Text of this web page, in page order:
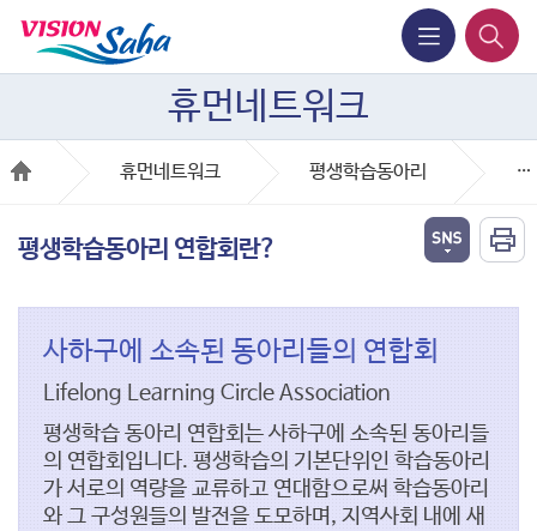
휴먼네트워크
휴먼네트워크 평생학습동아리
평생학습동아리 연합회란?
사하구에 소속된 동아리들의 연합회
Lifelong Learning Circle Association
평생학습 동아리 연합회는 사하구에 소속된 동아리들
의 연합회입니다. 평생학습의 기본단위인 학습동아리
가 서로의 역량을 교류하고 연대함으로써 학습동아리
와 그 구성원들의 발전을 도모하며, 지역사회 내에 새